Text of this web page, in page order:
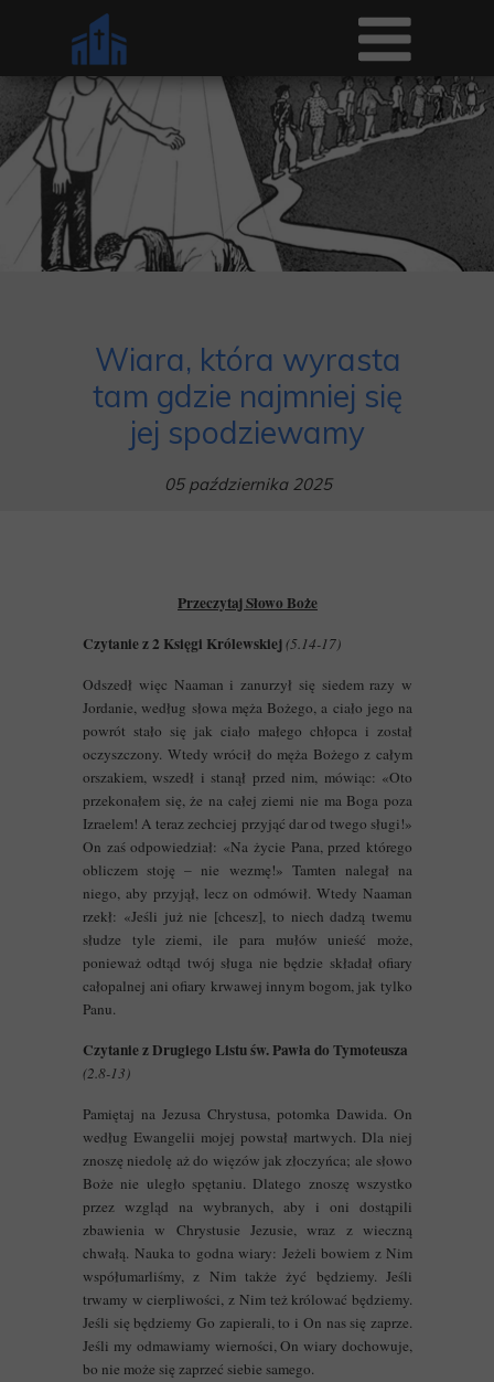
Wiara, która wyrasta
tam gdzie najmniej się
jej spodziewamy
05 października 2025
Przeczytaj Słowo Boże
Czytanie z 2 Księgi Królewskiej(5.14-17)
Odszedł więc Naaman i zanurzył się siedem razy w
Jordanie, według słowa męża Bożego, a ciało jego na
powrót stało się jak ciało małego chłopca i został
oczyszczony. Wtedy wrócił do męża Bożego z całym
orszakiem, wszedł i stanął przed nim, mówiąc: «Oto
przekonałem się, że na całej ziemi nie ma Boga poza
Izraelem! A teraz zechciej przyjąć dar od twego sługi!»
On zaś odpowiedział: «Na życie Pana, przed którego
obliczem stoję – nie wezmę!» Tamten nalegał na
niego, aby przyjął, lecz on odmówił. Wtedy Naaman
rzekł: «Jeśli już nie [chcesz], to niech dadzą twemu
słudze tyle ziemi, ile para mułów unieść może,
ponieważ odtąd twój sługa nie będzie składał ofiary
całopalnej ani ofiary krwawej innym bogom, jak tylko
Panu.
Czytanie z Drugiego Listu św. Pawła do Tymoteusza
(2.8-13)
Pamiętaj na Jezusa Chrystusa, potomka Dawida. On
według Ewangelii mojej powstał martwych. Dla niej
znoszę niedolę aż do więzów jak złoczyńca; ale słowo
Boże nie uległo spętaniu. Dlatego znoszę wszystko
przez wzgląd na wybranych, aby i oni dostąpili
zbawienia w Chrystusie Jezusie, wraz z wieczną
chwałą. Nauka to godna wiary: Jeżeli bowiem z Nim
współumarliśmy, z Nim także żyć będziemy. Jeśli
trwamy w cierpliwości, z Nim też królować będziemy.
Jeśli się będziemy Go zapierali, to i On nas się zaprze.
Jeśli my odmawiamy wierności, On wiary dochowuje,
bo nie może się zaprzeć siebie samego.